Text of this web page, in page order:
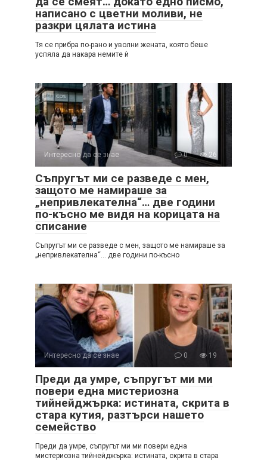
написано с цветни моливи, не
разкри цялата истина
Тя се прибра по-рано и уволни жената, която беше
успяла да накара немите ѝ
Интересно да се знае 0 26
Съпругът ми се разведе с мен,
защото ме намираше за
„непривлекателна“… две години
по-късно ме видя на корицата на
списание
Съпругът ми се разведе с мен, защото ме намираше за
„непривлекателна“… две години по-късно
Интересно да се знае 0 19
Преди да умре, съпругът ми ми
повери една мистериозна
тийнейджърка: истината, скрита в
стара кутия, разтърси нашето
семейство
Преди да умре, съпругът ми ми повери една
мистериозна тийнейджърка: истината, скрита в стара